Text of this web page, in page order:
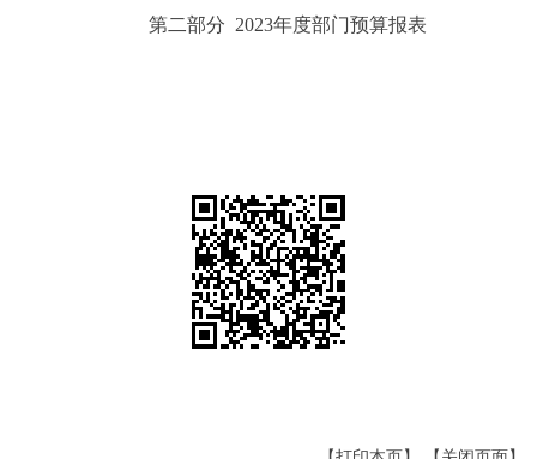
第二部分 2023年度部门预算报表